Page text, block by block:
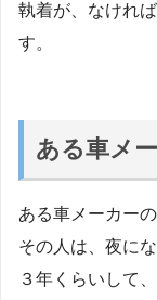
執着が、なけれ
す。
ある車メ
ある車メーカー
その人は、夜に
３年くらいして